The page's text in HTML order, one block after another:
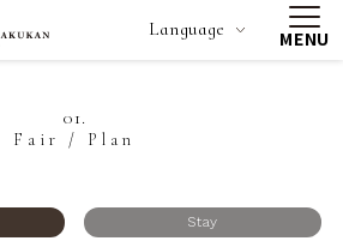
Language MENU
01.
Fair / Plan
Stay